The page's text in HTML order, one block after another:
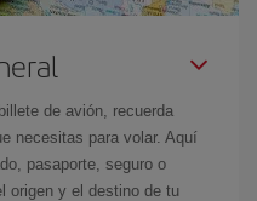
de avión, recuerda
necesitas para volar. Aquí
pasaporte, seguro o
origen y el destino de tu